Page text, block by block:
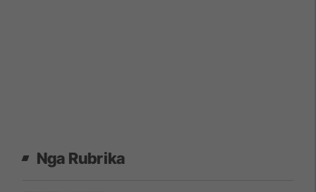
Nga Rubrika